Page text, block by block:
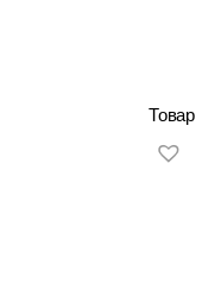
Товар